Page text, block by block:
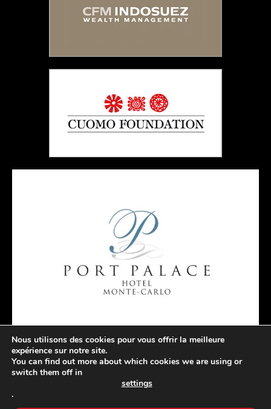
Nous utilisons des cookies pour vous offrir la meilleure
expérience sur notre site.
You can find out more about which cookies we are using or
switch them off in
settings
.